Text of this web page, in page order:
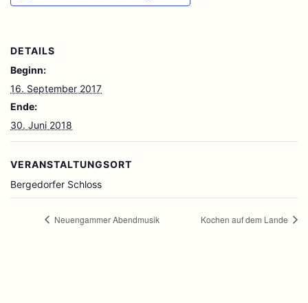
DETAILS
Beginn:
16. September 2017
Ende:
30. Juni 2018
VERANSTALTUNGSORT
Bergedorfer Schloss
Neuengammer Abendmusik Kochen auf dem Lande